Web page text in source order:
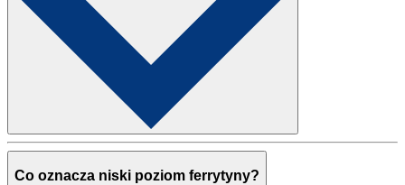
Co oznacza niski poziom ferrytyny?